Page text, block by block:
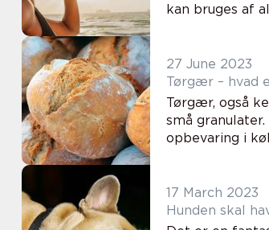
kan bruges af
27 June 2023
Tørgær – hvad
Tørgær, også
små
opbevaring i
17 March 2023
Hunden skal